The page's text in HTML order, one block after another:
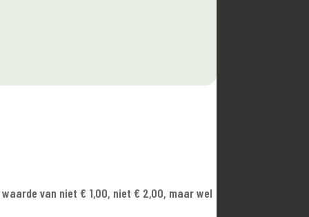
van niet € 1,00, niet € 2,00, maar wel